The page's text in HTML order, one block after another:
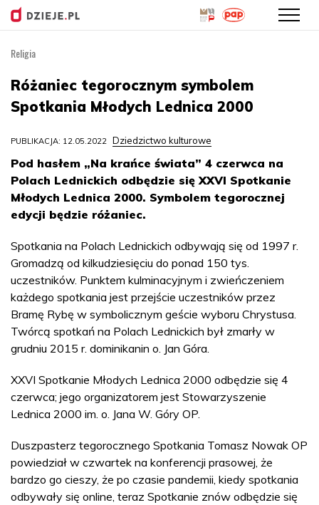
treści
Religia
Różaniec tegorocznym symbolem
Spotkania Młodych Lednica 2000
PUBLIKACJA: 12.05.2022 Dziedzictwo kulturowe
Pod hasłem „Na krańce świata” 4 czerwca na
Polach Lednickich odbędzie się XXVI Spotkanie
Młodych Lednica 2000. Symbolem tegorocznej
edycji będzie różaniec.
Spotkania na Polach Lednickich odbywają się od 1997 r.
Gromadzą od kilkudziesięciu do ponad 150 tys.
uczestników. Punktem kulminacyjnym i zwieńczeniem
każdego spotkania jest przejście uczestników przez
Bramę Rybę w symbolicznym geście wyboru Chrystusa.
Twórcą spotkań na Polach Lednickich był zmarły w
grudniu 2015 r. dominikanin o. Jan Góra.
XXVI Spotkanie Młodych Lednica 2000 odbędzie się 4
czerwca; jego organizatorem jest Stowarzyszenie
Lednica 2000 im. o. Jana W. Góry OP.
Duszpasterz tegorocznego Spotkania Tomasz Nowak OP
powiedział w czwartek na konferencji prasowej, że
bardzo go cieszy, że po czasie pandemii, kiedy spotkania
odbywały się online, teraz Spotkanie znów odbędzie się